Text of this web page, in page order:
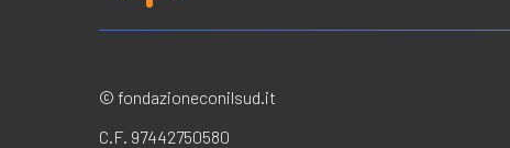
© fondazioneconilsud.it
C.F. 97442750580